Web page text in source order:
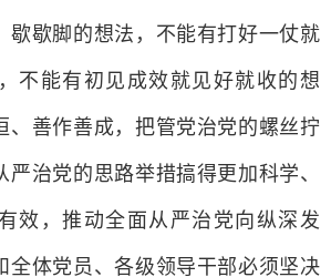
歇歇脚的想法，不能有打好一仗就
不能有初见成效就见好就收的想
、善作善成，把管党治党的螺丝拧
治党的思路举措搞得更加科学、
效，推动全面从严治党向纵深发
全体党员、各级领导干部必须坚决